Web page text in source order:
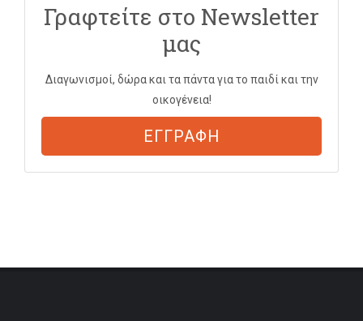
Γραφτείτε στο Newsletter
μας
Διαγωνισμοί, δώρα και τα πάντα για το παιδί και την
οικογένεια!
ΕΓΓΡΑΦΗ